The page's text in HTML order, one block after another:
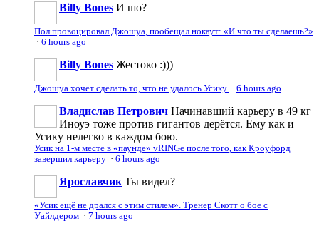
Billy Bones И шо?
Пол провоцировал Джошуа, пообещал нокаут: «И что ты сделаешь?»
· 6 hours ago
Billy Bones Жестоко :)))
Джошуа хочет сделать то, что не удалось Усику · 6 hours ago
Владислав Петрович Начинавший карьеру в 49 кг
Иноуэ тоже против гигантов дерётся. Ему как и
Усику нелегко в каждом бою.
Усик на 1-м месте в «паунде» vRINGe после того, как Кроуфорд
завершил карьеру · 6 hours ago
Ярославчик Ты видел?
«Усик ещё не дрался с этим стилем». Тренер Скотт о бое с
Уайлдером · 7 hours ago